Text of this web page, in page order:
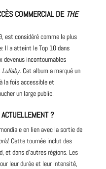
COMMERCIAL DE THE
est considéré comme le plus
. Il a atteint leTop10 dans
devenus incontournables
Lullaby. Cet album a marqué un
la fois accessible et
un large public.
?
en lien avec la sortie de
. Cette tournée inclut des
et dans d’autres régions. Les
leur durée et leur intensité,